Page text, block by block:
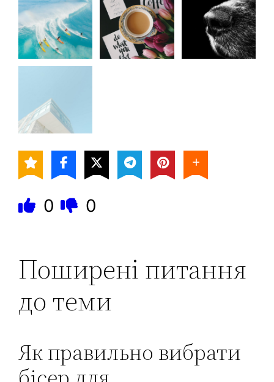
0 0
Поширені питання
до теми
Як правильно вибрати